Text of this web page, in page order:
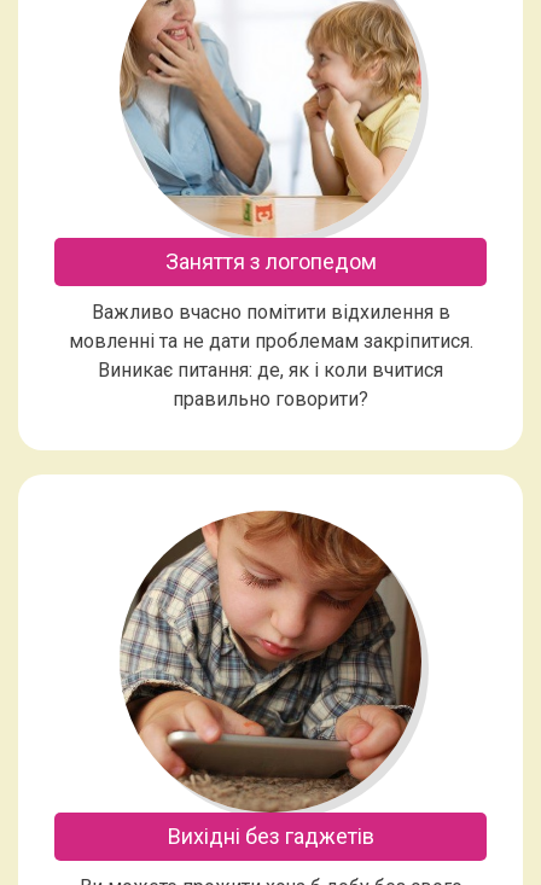
Заняття з логопедом
Важливо вчасно помітити відхилення в
мовленні та не дати проблемам закріпитися.
Виникає питання: де, як і коли вчитися
правильно говорити?
Вихідні без гаджетів